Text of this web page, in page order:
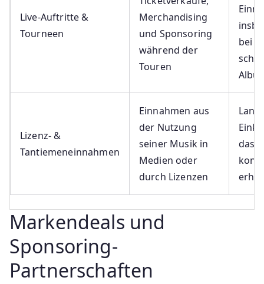
Live-Auftritte &
Tourneen
Merchandising
und Sponsoring
während der
Touren
bei
Lizenz- &
Tantiemeneinnahmen
Einnahmen aus
der Nutzung
seiner Musik in
Medien oder
durch Lizenzen
das
Markendeals und
Sponsoring-
Partnerschaften